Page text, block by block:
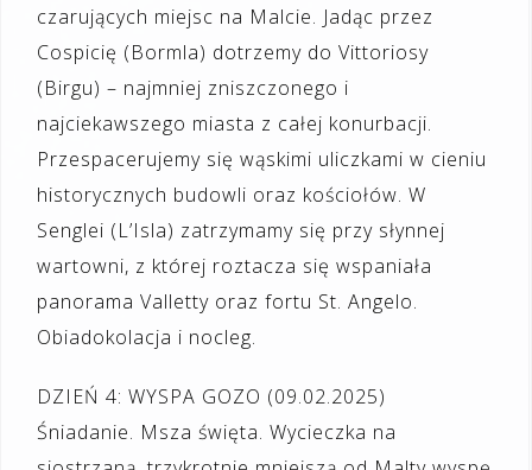
czarujących miejsc na Malcie. Jadąc przez
Cospicię (Bormla) dotrzemy do Vittoriosy
(Birgu) – najmniej zniszczonego i
najciekawszego miasta z całej konurbacji.
Przespacerujemy się wąskimi uliczkami w cieniu
historycznych budowli oraz kościołów. W
Senglei (L’Isla) zatrzymamy się przy słynnej
wartowni, z której roztacza się wspaniała
panorama Valletty oraz fortu St. Angelo.
Obiadokolacja i nocleg.
DZIEŃ 4: WYSPA GOZO (09.02.2025)
Śniadanie. Msza święta. Wycieczka na